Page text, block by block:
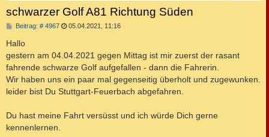
schwarzer Golf A81 Richtung Süden
Beitrag: # 4967B
r
g
05.04.2021, 11:16
Hallo
gestern am 04.04.2021 gegen Mittag ist mir zuerst der rasant
fahrende schwarze Golf aufgefallen - dann die Fahrerin.
Wir haben uns ein paar mal gegenseitig überholt und zugewunken.
leider bist Du Stuttgart-Feuerbach abgefahren.
Du hast meine Fahrt versüsst und ich würde Dich gerne
kennenlernen.